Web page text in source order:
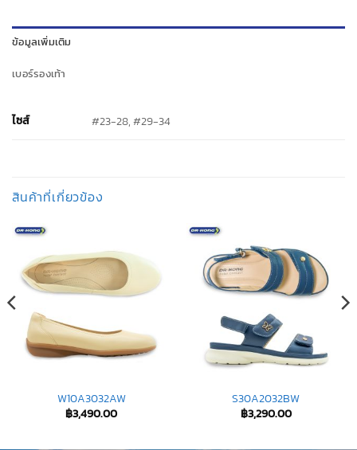
ข้อมูลเพิ่มเติม
เบอร์รองเท้า
ไซส์ #23-28, #29-34
สินค้าที่เกี่ยวข้อง
W10A3032AW
฿3,490.00
S30A2032BW
฿3,290.00